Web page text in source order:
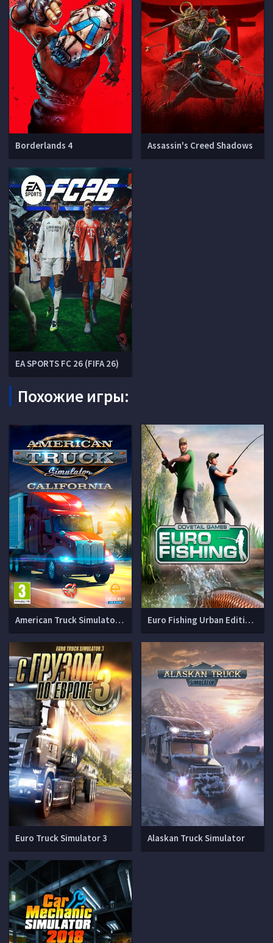
Borderlands 4 Assassin's Creed Shadows
EA SPORTS FC 26 (FIFA 26)
Похожие игры:
American Truck Simulator (1.60.1.8s + DLCs) Euro Fishing Urban Edition [+ 7 DLC]
Euro Truck Simulator 3 Alaskan Truck Simulator